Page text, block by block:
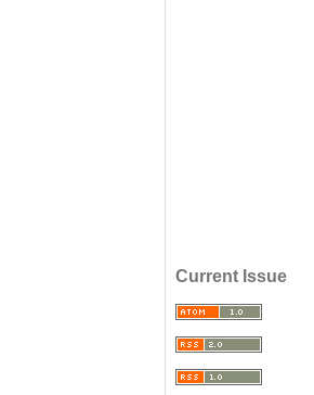
Current Issue